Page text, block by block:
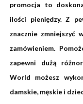
promocja to
ilości pieniędzy. Z
znacznie zmniejszyć
zamówieniem.
zapewni dużą
World możesz
damskie, męskie i